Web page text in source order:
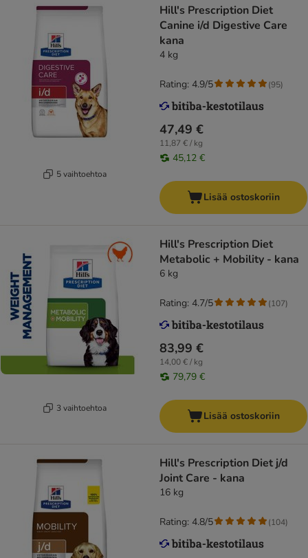
5 vaihtoehtoa
Hill's Prescription Diet
Canine i/d Digestive Care
kana
4 kg
47,49 €
11,87 € / kg
45,12 €
Rating: 4.9/5 (95)
Lisää ostoskoriin
3 vaihtoehtoa
Hill's Prescription Diet
Metabolic + Mobility - kana
6 kg
83,99 €
14,00 € / kg
79,79 €
Rating: 4.7/5 (107)
Lisää ostoskoriin
Hill's Prescription Diet j/d
Joint Care - kana
16 kg
Rating: 4.8/5 (104)